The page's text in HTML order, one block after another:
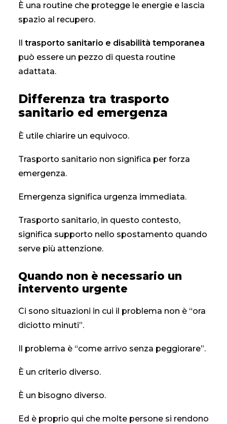
È una routine che protegge le energie e lascia
spazio al recupero.
Il trasporto sanitario e disabilità temporanea
può essere un pezzo di questa routine
adattata.
Differenza tra trasporto
sanitario ed emergenza
È utile chiarire un equivoco.
Trasporto sanitario non significa per forza
emergenza.
Emergenza significa urgenza immediata.
Trasporto sanitario, in questo contesto,
significa supporto nello spostamento quando
serve più attenzione.
Quando non è necessario un
intervento urgente
Ci sono situazioni in cui il problema non è “ora
diciotto minuti”.
Il problema è “come arrivo senza peggiorare”.
È un criterio diverso.
È un bisogno diverso.
Ed è proprio qui che molte persone si rendono